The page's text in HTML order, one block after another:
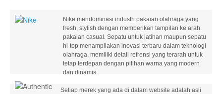
Nike mendominasi industri pakaian olahraga yang
fresh, stylish dengan memberikan tampilan ke arah
pakaian casual. Sepatu untuk latihan maupun sepatu
hi-top menampilakan inovasi terbaru dalam teknologi
olahraga, memiliki detail refrensi yang terarah untuk
tetap terdepan dengan pilihan warna yang modern
dan dinamis..
Setiap merek yang ada di dalam website adalah asli